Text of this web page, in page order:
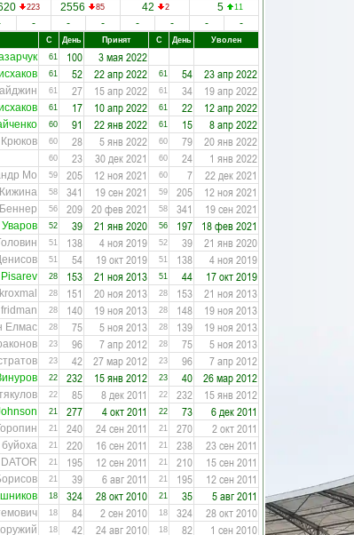
223 85
2556 2
42 11
5
- - - - - -
-
С День Принят С День Уволен
61 100 3 мая 2022
61 52 22 апр 2022 61 54 23 апр 2022
61 27 15 апр 2022 61 34 19 апр 2022
61 17 10 апр 2022 61 22 12 апр 2022
60 91 22 янв 2022 61 15 8 апр 2022
60 28 5 янв 2022 60 79 20 янв 2022
60 23 30 дек 2021 60 24 1 янв 2022
Мо 59 205 12 ноя 2021 60 7 22 дек 2021
58 341 19 сен 2021 59 205 12 ноя 2021
56 209 20 фев 2021 58 341 19 сен 2021
52 39 21 янв 2020 56 197 18 фев 2021
51 138 4 ноя 2019 52 39 21 янв 2020
51 54 19 окт 2019 51 138 4 ноя 2019
28 153 21 ноя 2013 51 44 17 окт 2019
28 151 20 ноя 2013 28 153 21 ноя 2013
28 140 19 ноя 2013 28 148 19 ноя 2013
Елмас 28 75 5 ноя 2013 28 139 19 ноя 2013
23 96 7 апр 2012 28 75 5 ноя 2013
23 42 27 мар 2012 23 96 7 апр 2012
22 232 15 янв 2012 23 40 26 мар 2012
22 85 8 дек 2011 22 232 15 янв 2012
21 277 4 окт 2011 22 73 6 дек 2011
21 240 24 сен 2011 21 270 2 окт 2011
буйоха 21 220 16 сен 2011 21 238 23 сен 2011
21 195 12 сен 2011 21 210 15 сен 2011
21 39 6 авг 2011 21 195 12 сен 2011
18 324 28 окт 2010 21 35 5 авг 2011
18 84 2 сен 2010 18 324 28 окт 2010
18 42 24 авг 2010 18 82 1 сен 2010